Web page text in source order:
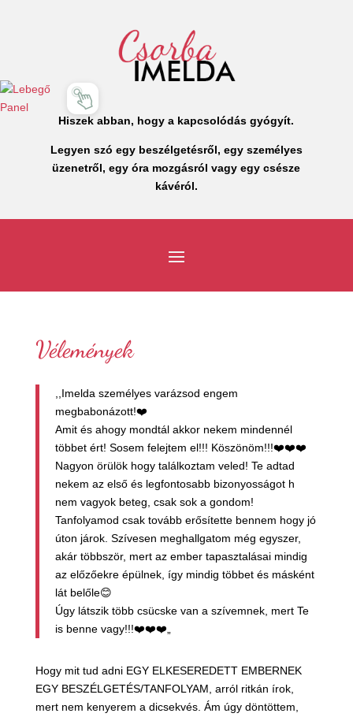
Hiszek abban, hogy a kapcsolódás gyógyít.
Legyen szó egy beszélgetésről, egy személyes
üzenetről, egy óra mozgásról vagy egy csésze
kávéról.
Vélemények
,,Imelda személyes varázsod engem
megbabonázott!❤️
Amit és ahogy mondtál akkor nekem mindennél
többet ért! Sosem felejtem el!!! Köszönöm!!!❤️❤️❤️
Nagyon örülök hogy találkoztam veled! Te adtad
nekem az első és legfontosabb bizonyosságot h
nem vagyok beteg, csak sok a gondom!
Tanfolyamod csak tovább erősítette bennem hogy jó
úton járok. Szívesen meghallgatom még egyszer,
akár többször, mert az ember tapasztalásai mindig
az előzőekre épülnek, így mindig többet és másként
lát belőle😊
Úgy látszik több csücske van a szívemnek, mert Te
is benne vagy!!!❤️❤️❤️
Hogy mit tud adni EGY ELKESEREDETT EMBERNEK
EGY BESZÉLGETÉS/TANFOLYAM, arról ritkán írok,
mert nem kenyerem a dicsekvés. Ám úgy döntöttem,